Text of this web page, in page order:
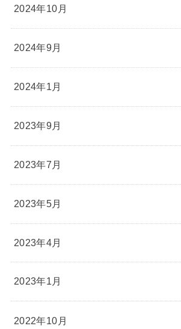
2024年10月
2024年9月
2024年1月
2023年9月
2023年7月
2023年5月
2023年4月
2023年1月
2022年10月